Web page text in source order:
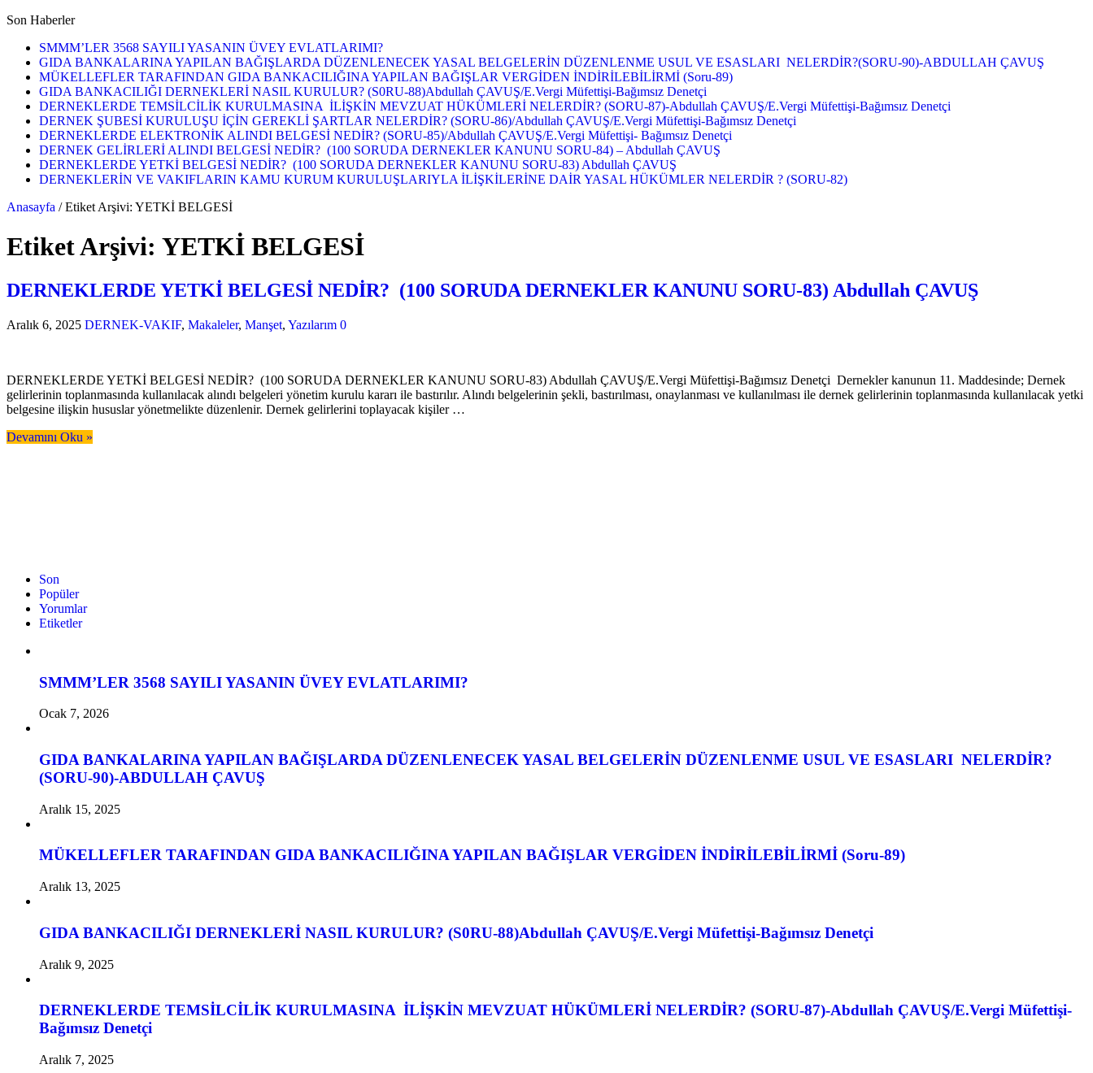
Son Haberler
SMMM’LER 3568 SAYILI YASANIN ÜVEY EVLATLARIMI?
GIDA BANKALARINA YAPILAN BAĞIŞLARDA DÜZENLENECEK YASAL BELGELERİN DÜZENLENME USUL VE ESASLARI NELERDİR?(SORU-90)-ABDULLAH ÇAVUŞ
MÜKELLEFLER TARAFINDAN GIDA BANKACILIĞINA YAPILAN BAĞIŞLAR VERGİDEN İNDİRİLEBİLİRMİ (Soru-89)
GIDA BANKACILIĞI DERNEKLERİ NASIL KURULUR? (S0RU-88)Abdullah ÇAVUŞ/E.Vergi Müfettişi-Bağımsız Denetçi
DERNEKLERDE TEMSİLCİLİK KURULMASINA İLİŞKİN MEVZUAT HÜKÜMLERİ NELERDİR? (SORU-87)-Abdullah ÇAVUŞ/E.Vergi Müfettişi-Bağımsız Denetçi
DERNEK ŞUBESİ KURULUŞU İÇİN GEREKLİ ŞARTLAR NELERDİR? (SORU-86)/Abdullah ÇAVUŞ/E.Vergi Müfettişi-Bağımsız Denetçi
DERNEKLERDE ELEKTRONİK ALINDI BELGESİ NEDİR? (SORU-85)/Abdullah ÇAVUŞ/E.Vergi Müfettişi- Bağımsız Denetçi
DERNEK GELİRLERİ ALINDI BELGESİ NEDİR? (100 SORUDA DERNEKLER KANUNU SORU-84) – Abdullah ÇAVUŞ
DERNEKLERDE YETKİ BELGESİ NEDİR? (100 SORUDA DERNEKLER KANUNU SORU-83) Abdullah ÇAVUŞ
DERNEKLERİN VE VAKIFLARIN KAMU KURUM KURULUŞLARIYLA İLİŞKİLERİNE DAİR YASAL HÜKÜMLER NELERDİR ? (SORU-82)
Anasayfa / Etiket Arşivi: YETKİ BELGESİ
Etiket Arşivi: YETKİ BELGESİ
DERNEKLERDE YETKİ BELGESİ NEDİR? (100 SORUDA DERNEKLER KANUNU SORU-83) Abdullah ÇAVUŞ
Aralık 6, 2025 DERNEK-VAKIF, Makaleler, Manşet, Yazılarım 0
DERNEKLERDE YETKİ BELGESİ NEDİR? (100 SORUDA DERNEKLER KANUNU SORU-83) Abdullah ÇAVUŞ/E.Vergi Müfettişi-Bağımsız Denetçi Dernekler kanunun 11. Maddesinde; Dernek
gelirlerinin toplanmasında kullanılacak alındı belgeleri yönetim kurulu kararı ile bastırılır. Alındı belgelerinin şekli, bastırılması, onaylanması ve kullanılması ile dernek gelirlerinin toplanmasında kullanılacak yetki
belgesine ilişkin hususlar yönetmelikte düzenlenir. Dernek gelirlerini toplayacak kişiler …
Devamını Oku »
Son
Popüler
Yorumlar
Etiketler
SMMM’LER 3568 SAYILI YASANIN ÜVEY EVLATLARIMI?
Ocak 7, 2026
GIDA BANKALARINA YAPILAN BAĞIŞLARDA DÜZENLENECEK YASAL BELGELERİN DÜZENLENME USUL VE ESASLARI NELERDİR?
(SORU-90)-ABDULLAH ÇAVUŞ
Aralık 15, 2025
MÜKELLEFLER TARAFINDAN GIDA BANKACILIĞINA YAPILAN BAĞIŞLAR VERGİDEN İNDİRİLEBİLİRMİ (Soru-89)
Aralık 13, 2025
GIDA BANKACILIĞI DERNEKLERİ NASIL KURULUR? (S0RU-88)Abdullah ÇAVUŞ/E.Vergi Müfettişi-Bağımsız Denetçi
Aralık 9, 2025
DERNEKLERDE TEMSİLCİLİK KURULMASINA İLİŞKİN MEVZUAT HÜKÜMLERİ NELERDİR? (SORU-87)-Abdullah ÇAVUŞ/E.Vergi Müfettişi-
Bağımsız Denetçi
Aralık 7, 2025